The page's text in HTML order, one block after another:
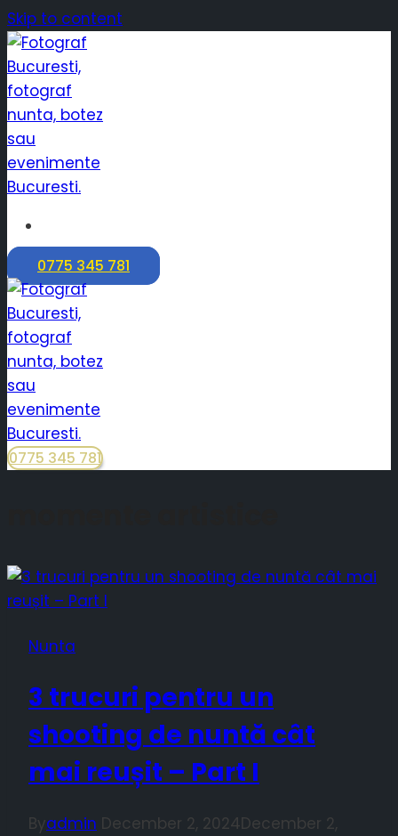
Skip to content
0775 345 781
0775 345 781
Nunta
3 trucuri pentru un
shooting de nuntă cât
mai reușit – Part I
Byadmin December 2, 2024December 2,